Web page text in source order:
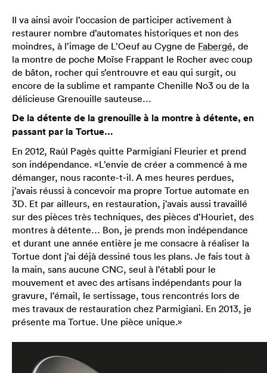
Il va ainsi avoir l’occasion de participer activement à
restaurer nombre d’automates historiques et non des
moindres, à l’image de L’Oeuf au Cygne de Fabergé, de
la montre de poche Moïse Frappant le Rocher avec coup
de bâton, rocher qui s’entrouvre et eau qui surgit, ou
encore de la sublime et rampante Chenille No3 ou de la
délicieuse Grenouille sauteuse…
De la détente de la grenouille à la montre à détente, en
passant par la Tortue…
En 2012, Raúl Pagès quitte Parmigiani Fleurier et prend
son indépendance. «L’envie de créer a commencé à me
démanger, nous raconte-t-il. A mes heures perdues,
j’avais réussi à concevoir ma propre Tortue automate en
3D. Et par ailleurs, en restauration, j’avais aussi travaillé
sur des pièces très techniques, des pièces d’Houriet, des
montres à détente… Bon, je prends mon indépendance
et durant une année entière je me consacre à réaliser la
Tortue dont j’ai déjà dessiné tous les plans. Je fais tout à
la main, sans aucune CNC, seul à l’établi pour le
mouvement et avec des artisans indépendants pour la
gravure, l’émail, le sertissage, tous rencontrés lors de
mes travaux de restauration chez Parmigiani. En 2013, je
présente ma Tortue. Une pièce unique.»